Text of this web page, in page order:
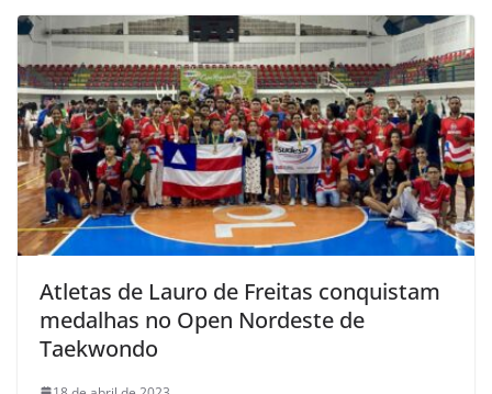
Atletas de Lauro de Freitas conquistam
medalhas no Open Nordeste de
Taekwondo